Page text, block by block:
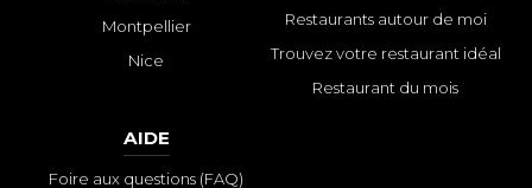
Montpellier
Nice
Restaurants autour de moi
Trouvez votre restaurant idéal
Restaurant du mois
AIDE
Foire aux questions (FAQ)